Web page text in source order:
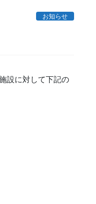
お知らせ
設に対して下記の